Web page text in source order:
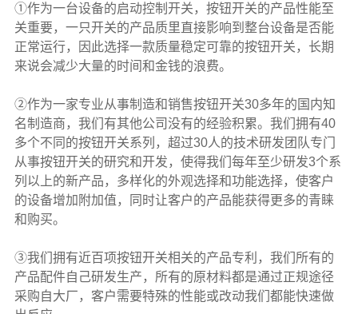
①作为一台设备的启动控制开关，按钮开关的产品性能至
关重要，一只开关的产品质里直接影响到整台设备是否能
正常运行，因此选择一款质量稳定可靠的按钮开关，长期
来说会减少大量的时间和金钱的浪费。
②作为一家专业从事制造和销售按钮开关30多年的国内知
名制造商，我们有其他公司没有的经验积累。我们拥有40
多个不同的按钮开关系列，超过30人的技术研发团队专门
从事按钮开关的研究和开发，使得我们每年至少研发3个系
列以上的新产品，多样化的外观选择和功能选择，使客户
的设备增加附加值，同时让客户的产品能获得更多的青睐
和购买。
③我们拥有近百项按钮开关相关的产品专利，我们所有的
产品配件自己研发生产，所有的原材料都是通过正规途径
采购自大厂，客户需要特殊的性能或改动我们都能快速做